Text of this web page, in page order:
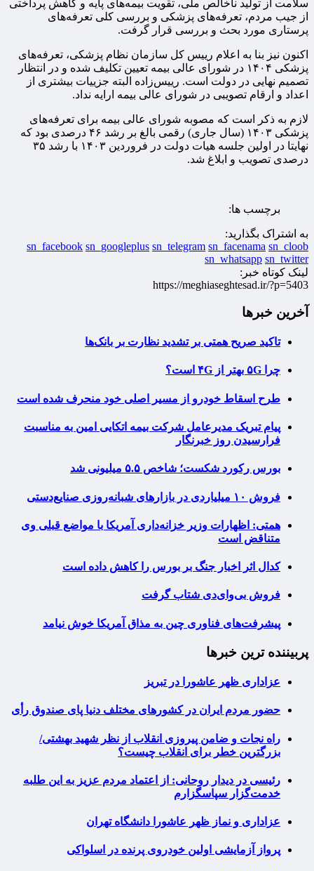
سلامت از تولید ناخالص ملی، تقویت بیمه‌های پایه و کاهش پرداختی
از جیب مردم، تعرفه‌های پزشکی و بررسی کلی تعرفه‌های
پرستاری مورد بحث و بررسی قرار گرفت.
اکنون نیز بنا به اعلام رییس کل سازمان نظام پزشکی، تعرفه‌های
پزشکی ۱۴۰۴ در شورای عالی بیمه تعیین تکلیف شده و در انتظار
تصمیم نهایی در دولت است. رییس‌زاده البته جزییات بیشتری از
اعداد و ارقام تصویبی در شورای عالی بیمه ارایه نداد.
لازم به ذکر است که مصوبه شورای عالی بیمه برای تعرفه‌های
پزشکی ۱۴۰۳ (سال جاری) رقمی بالغ بر رشد ۴۶ درصدی بود که
نهایتا در اولین جلسه هیات دولت در فروردین ۱۴۰۳ با رشد ۳۵
درصدی تصویب و ابلاغ شد.
برچسب ها:
به اشتراک بگذارید:
sn_facebook sn_googleplus sn_telegram sn_facenama sn_cloob
sn_whatsapp sn_twitter
لینک کوتاه خبر:
https://meghiaseghtesad.ir/?p=5403
آخرین خبرها
تاکید صریح همتی بر تشدید نظارت بر بانک‌ها
چرا ۵G بهتر از ۴G است؟
طرح اسقاط خودرو از مسیر اصلی خود منحرف شده است
پیام تبریک مدیرعامل شرکت بیمه اتکایی امین به مناسبت
فرارسیدن روز خبرنگار
بورس رکورد شکست؛ شاخص ۵.۵ میلیونی شد
فروش ۱۰ میلیاردی در بازارهای شبانه‌روزی صنایع‌دستی
همتی: اظهارات وزیر خزانه‌داری آمریکا با مواضع قبلی وی
متناقض است
کدال اثر اخبار جنگ بر بورس را کاهش داده است
فروش بی‌وای‌دی شتاب گرفت
پیشرفت‌های فناوری چین به مذاق آمریکا خوش نیامد
پربیننده ترین خبرها
عزاداری ظهر عاشورا در تبریز
حضور مردم ایران در کشورهای مختلف دنیا پای صندوق رأی
راه نجات و ضامن پیروزی انقلاب از نظر شهید بهشتی/
بزرگترین خطر برای انقلاب چیست؟
رئیسی در دیدار روحانی: از اعتماد مردم عزیز به این طلبه
خدمت‌گزار سپاسگزارم
عزاداری و نماز ظهر عاشورا دانشگاه تهران
پرواز آزمایشی اولین خودروی پرنده در اسلواکی